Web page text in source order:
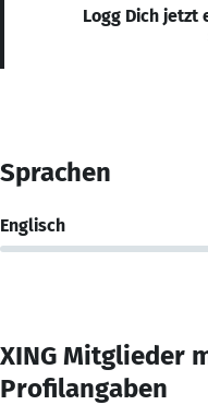
Logg Dich jetzt
Sprachen
Englisch
XING Mitglieder
Profilangaben